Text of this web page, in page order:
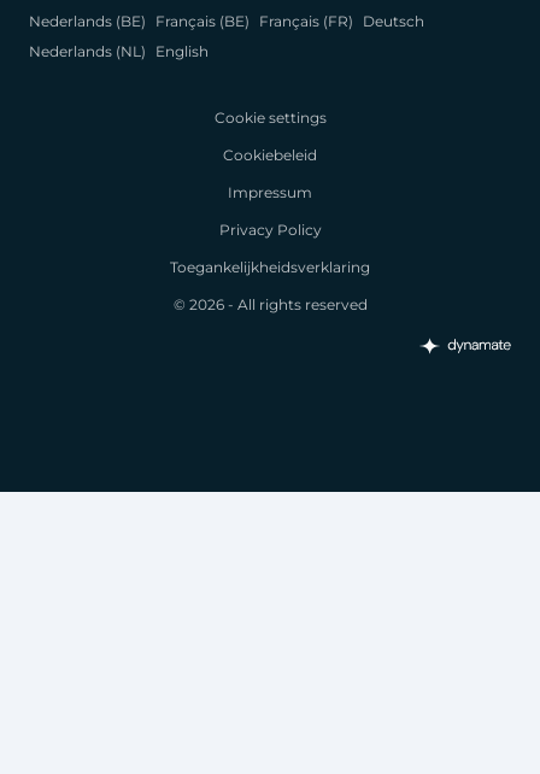
Nederlands (BE) Français (BE) Français (FR)
Deutsch
Nederlands (NL)
English
Cookie settings
Cookiebeleid
Impressum
Privacy Policy
Toegankelijkheidsverklaring
© 2026 - All rights reserved